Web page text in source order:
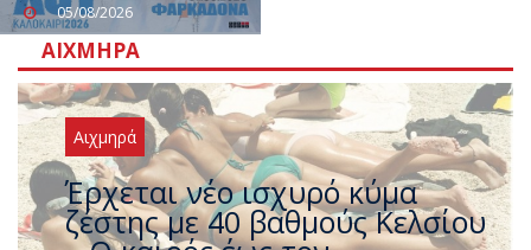
05/08/2026
ΑΙΧΜΗΡΆ
Αιχμηρά
Άφαντος ο Τσίπρας… την ώρα
που η χώρα καίγεται